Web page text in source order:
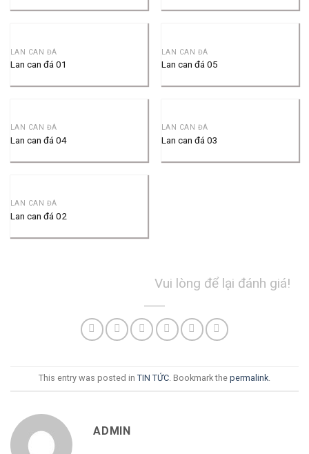
LAN CAN ĐÁ
Lan can đá 01
LAN CAN ĐÁ
Lan can đá 05
LAN CAN ĐÁ
Lan can đá 04
LAN CAN ĐÁ
Lan can đá 03
LAN CAN ĐÁ
Lan can đá 02
Vui lòng để lại đánh giá!
This entry was posted in TIN TỨC. Bookmark the permalink.
ADMIN